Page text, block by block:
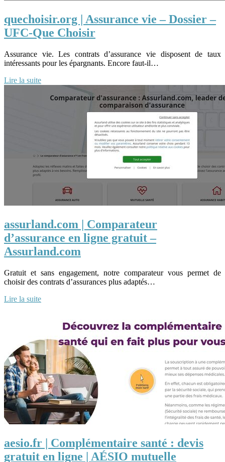
quechoisir.org | Assurance vie – Dossier –
UFC-Que Choisir
Assurance vie. Les contrats d’assurance vie disposent de taux
intéressants pour les épargnants. Encore faut-il…
Lire la suite
assurland.com | Comparateur
d’assurance en ligne gratuit –
Assurland.com
Gratuit et sans engagement, notre comparateur vous permet de
choisir des contrats d’assurances plus adaptés…
Lire la suite
aesio.fr | Complémentaire santé : devis
gratuit en ligne | AÉSIO mutuelle